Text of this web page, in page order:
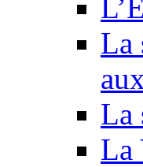
La
La
La